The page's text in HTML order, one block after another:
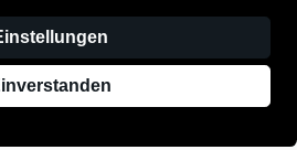
Service und unsere
modischen, eleganten und
für Damen, Herren und